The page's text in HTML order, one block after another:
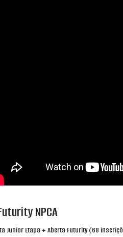
NPCA
Junior Etapa + Aberta Futurity (68